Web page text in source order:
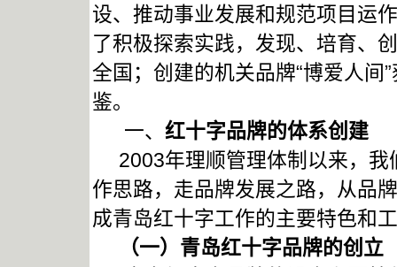
设、推动事业发展和规范项目运
了积极探索实践，发现、培育、
全国；创建的机关品牌“博爱人间
鉴。
一、 红十字品牌的体系创建
2003年理顺管理体制以来，我
作思路，走品牌发展之路，从品
成青岛红十字工作的主要特色和
（一）青岛红十字品牌的创立